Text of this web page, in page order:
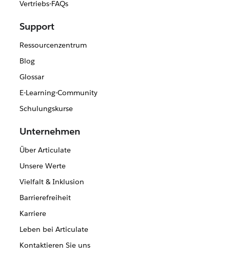
Vertriebs-FAQs
Support
Ressourcenzentrum
Blog
Glossar
E-Learning-Community
Schulungskurse
Unternehmen
Über Articulate
Unsere Werte
Vielfalt & Inklusion
Barrierefreiheit
Karriere
Leben bei Articulate
Kontaktieren Sie uns